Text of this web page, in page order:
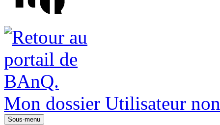
Mon dossier Utilisateur
Sous-menu